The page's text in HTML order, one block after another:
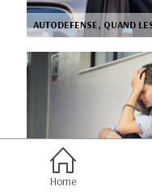
AUTODEFENSE, QUAND
Home